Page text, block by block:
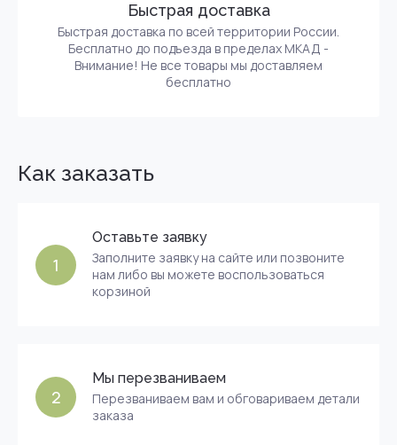
Быстрая доставка
Быстрая доставка по всей территории России.
Бесплатно до подъезда в пределах МКАД -
Внимание! Не все товары мы доставляем
бесплатно
Как заказать
1
Оставьте заявку
Заполните заявку на сайте или позвоните
нам либо вы можете воспользоваться
корзиной
2
Мы перезваниваем
Перезваниваем вам и обговариваем детали
заказа